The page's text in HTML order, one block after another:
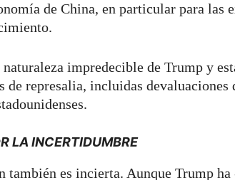
de China, en particular para las
impredecible de Trump y
de represalia, incluidas devaluaciones
LA INCERTIDUMBRE
también es incierta. Aunque Trump